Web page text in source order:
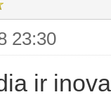
23:30
ir